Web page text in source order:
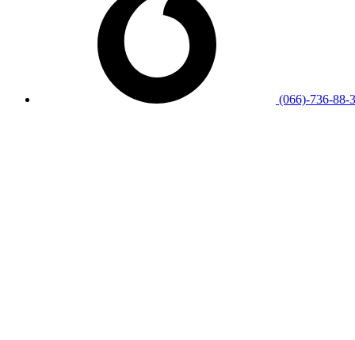
(066)-736-88-